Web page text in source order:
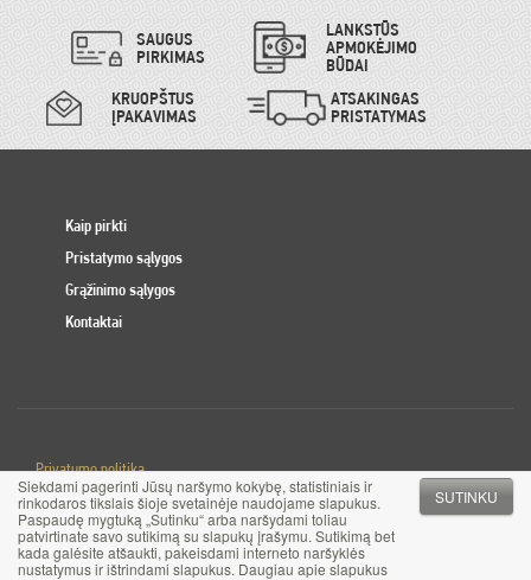
Siekdami pagerinti Jūsų naršymo kokybę, statistiniais ir
rinkodaros tikslais šioje svetainėje naudojame slapukus.
Paspaudę mygtuką „Sutinku“ arba naršydami toliau
patvirtinate savo sutikimą su slapukų įrašymu. Sutikimą bet
kada galėsite atšaukti, pakeisdami interneto naršyklės
nustatymus ir ištrindami slapukus. Daugiau apie slapukus
SUTINKU
SAUGUS
PIRKIMAS
LANKSTŪS
APMOKĖJIMO
BŪDAI
KRUOPŠTUS
ĮPAKAVIMAS
ATSAKINGAS
PRISTATYMAS
Kaip pirkti
Pristatymo sąlygos
Grąžinimo sąlygos
Kontaktai
Privatumo politika
Slapuku politika
© 2017 MB Pinigai.lt. Visos teisės saugomos